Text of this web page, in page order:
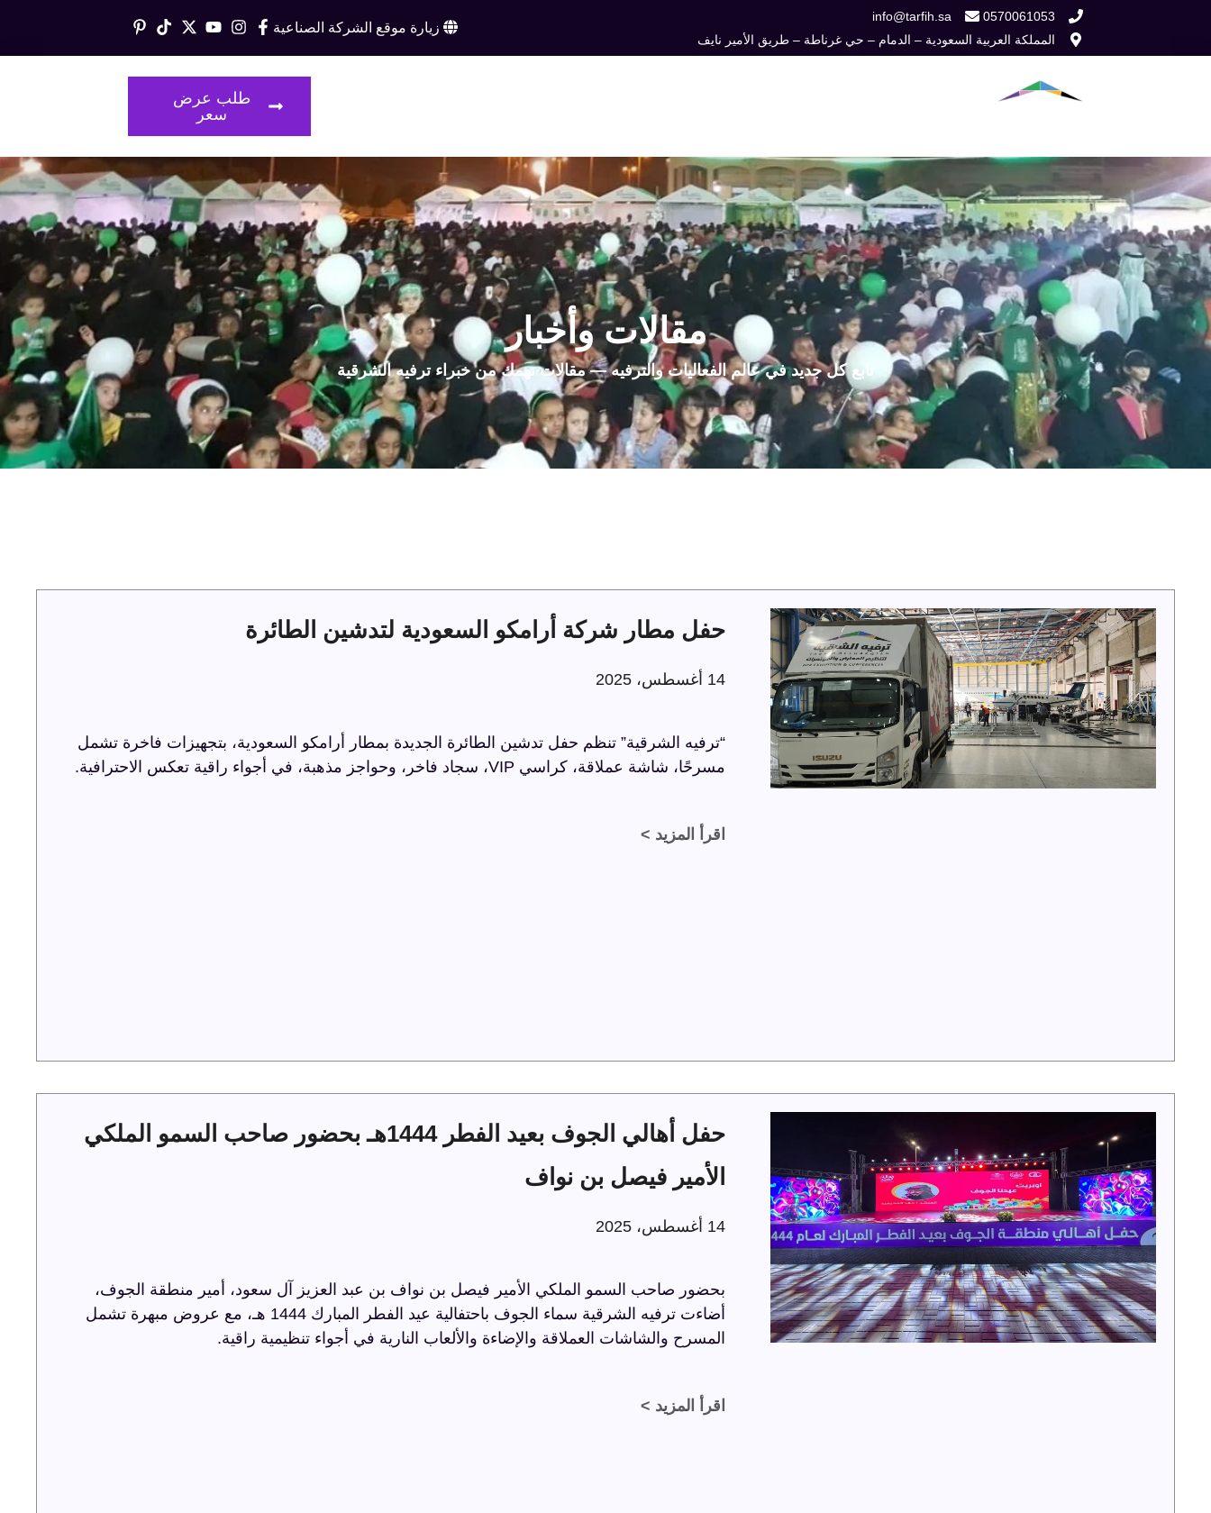
0570061053
info@tarfih.sa
المملكة العربية السعودية – الدمام – حي غرناطة – طريق الأمير نايف
زيارة موقع الشركة الصناعية
طلب عرض
سعر
مقالات وأخبار
تابع كل جديد في عالم الفعاليات والترفيه — مقالات تهمك من خبراء ترفيه الشرقية
حفل مطار شركة أرامكو السعودية لتدشين الطائرة
14 أغسطس، 2025
“ترفيه الشرقية” تنظم حفل تدشين الطائرة الجديدة بمطار أرامكو السعودية، بتجهيزات فاخرة تشمل
مسرحًا، شاشة عملاقة، كراسي VIP، سجاد فاخر، وحواجز مذهبة، في أجواء راقية تعكس الاحترافية.
اقرأ المزيد >
حفل أهالي الجوف بعيد الفطر 1444هـ بحضور صاحب السمو الملكي
الأمير فيصل بن نواف
14 أغسطس، 2025
بحضور صاحب السمو الملكي الأمير فيصل بن نواف بن عبد العزيز آل سعود، أمير منطقة الجوف،
أضاءت ترفيه الشرقية سماء الجوف باحتفالية عيد الفطر المبارك 1444 هـ، مع عروض مبهرة تشمل
المسرح والشاشات العملاقة والإضاءة والألعاب النارية في أجواء تنظيمية راقية.
اقرأ المزيد >